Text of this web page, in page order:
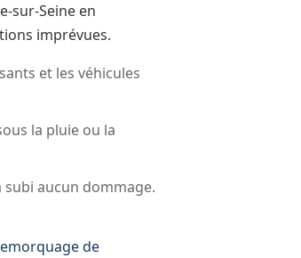
sur-Seine en
imprévues.
et les véhicules
la pluie ou la
aucun dommage.
de